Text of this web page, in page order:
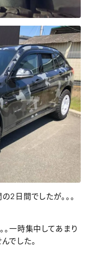
2日間でしたが。。。
。一時集中してあまり
でした。